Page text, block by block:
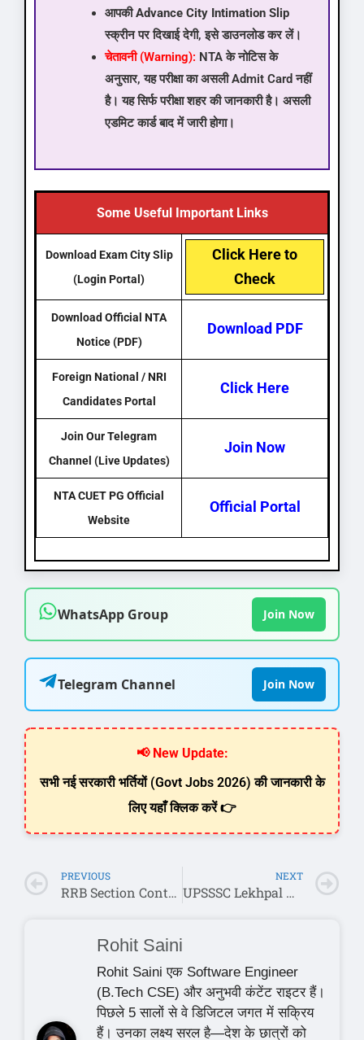
आपकीAdvance City Intimation Slip
स्क्रीन पर दिखाई देगी, इसे डाउनलोड कर लें।
चेतावनी (Warning): NTA के नोटिस के
अनुसार, यह परीक्षा का असली Admit Card नहीं
है। यह सिर्फ परीक्षा शहर की जानकारी है। असली
एडमिट कार्ड बाद में जारी होगा।
Some Useful Important Links
Download Exam City Slip
(Login Portal)
Click Here to
Check
Download Official NTA
Notice (PDF)
Download PDF
Foreign National / NRI
Candidates Portal
Click Here
Join Our Telegram
Channel (Live Updates)
Join Now
NTA CUET PG Official
Website
Official Portal
WhatsApp Group Join Now
Telegram Channel Join Now
📢 New Update:
सभी नई सरकारी भर्तियों (Govt Jobs 2026) की जानकारी के
लिए यहाँ क्लिक करें 👉
PREVIOUS
RRB Section Controller Answer Key 2026 Out (CEN 04/2025): यहाँ से चेक करें CBT रिस्पॉन्स शीट और आंसर-की
NEXT
UPSSSC Lekhpal Mains Eligibility Result & Cut Off 2026
Rohit Saini
Rohit Saini एक Software Engineer
(B.Tech CSE) और अनुभवी कंटेंट राइटर हैं।
पिछले 5 सालों से वे डिजिटल जगत में सक्रिय
हैं। उनका लक्ष्य सरल है—देश के छात्रों को